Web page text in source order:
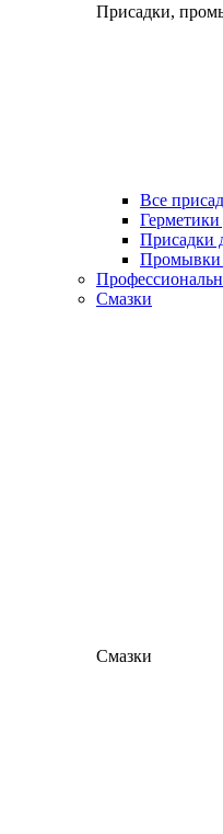
Присадки,
Все
Герметики
Присадки
Промывки
Смазки
Смазки